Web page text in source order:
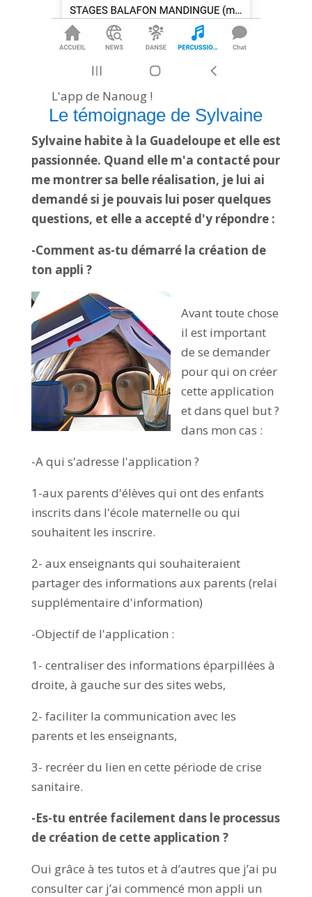
L'app de Nanoug !
Le témoignage de Sylvaine
Sylvaine habite à la Guadeloupe et elle est
passionnée. Quand elle m'a contacté pour
me montrer sa belle réalisation, je lui ai
demandé si je pouvais lui poser quelques
questions, et elle a accepté d'y répondre :
-Comment as-tu démarré la création de
ton appli ?
Avant toute chose
il est important
de se demander
pour qui on créer
cette application
et dans quel but ?
dans mon cas :
-A qui s'adresse l'application ?
1-aux parents d'élèves qui ont des enfants
inscrits dans l'école maternelle ou qui
souhaitent les inscrire.
2- aux enseignants qui souhaiteraient
partager des informations aux parents (relai
supplémentaire d'information)
-Objectif de l'application :
1- centraliser des informations éparpillées à
droite, à gauche sur des sites webs,
2- faciliter la communication avec les
parents et les enseignants,
3- recréer du lien en cette période de crise
sanitaire.
-Es-tu entrée facilement dans le processus
de création de cette application ?
Oui grâce à tes tutos et à d’autres que j’ai pu
consulter car j’ai commencé mon appli un